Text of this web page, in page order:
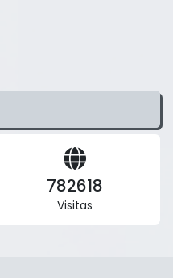
782618
Visitas